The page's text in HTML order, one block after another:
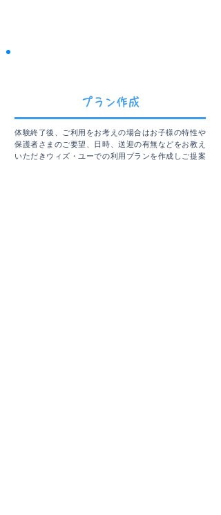
​プラン作成
体験終了後、ご利用をお考えの場合はお子様の特性や
保護者さまのご要望、日時、送迎の有無などをお教え
いただきウィズ・ユーでの利用プランを作成しご提案